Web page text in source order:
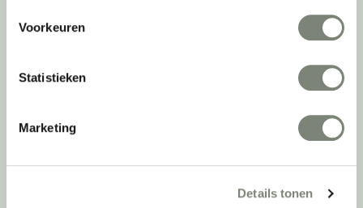
Voorkeuren
Statistieken
Marketing
Details tonen
Vacatures
Inventarisatiefase